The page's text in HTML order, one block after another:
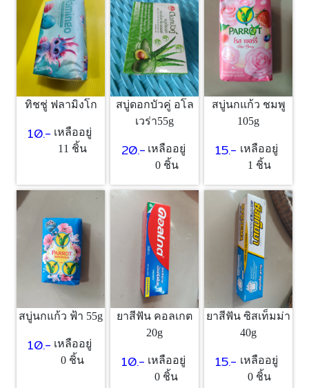
ทิชชู่ ฟลามิงโก
10.- เหลืออยู่
11 ชิ้น
สบู่ดอกบัวคู่ อโล
เวร่า55g
20.- เหลืออยู่
0 ชิ้น
สบู่นกแก้ว ชมพู
105g
15.- เหลืออยู่
1 ชิ้น
สบู่นกแก้ว ฟ้า 55g
10.- เหลืออยู่
0 ชิ้น
ยาสีฟัน คอลเกต
20g
10.- เหลืออยู่
0 ชิ้น
ยาสีฟัน ซิสเท็มม่า
40g
15.- เหลืออยู่
0 ชิ้น